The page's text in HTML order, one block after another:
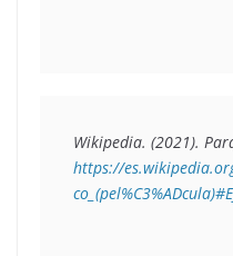
Wikipedia. (2021).
https://